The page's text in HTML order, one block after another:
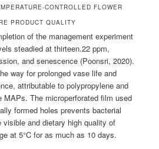
CONTROLLED FLOWER
PRODUCT QUALITY
of the management experiment
steadied at thirteen.22 ppm,
and senescence (Poonsri, 2020).
way for prolonged vase life and
attributable to polypropylene and
MAPs. The microperforated film used
formed holes prevents bacterial
visible and dietary high quality of
at 5°C for as much as 10 days.